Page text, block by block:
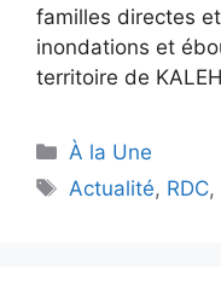
familles directes
inondations et
territoire de
À la Une
Actualité, RDC,